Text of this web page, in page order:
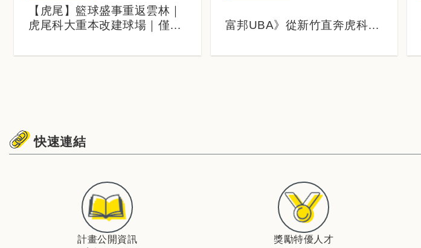
【虎尾】籃球盛事重返雲林｜
虎尾科大重本改建球場｜僅盼
風氣
富邦UBA》從新竹直奔虎科為
現亮眼
快速連結
計畫公開資訊
獎勵特優人才